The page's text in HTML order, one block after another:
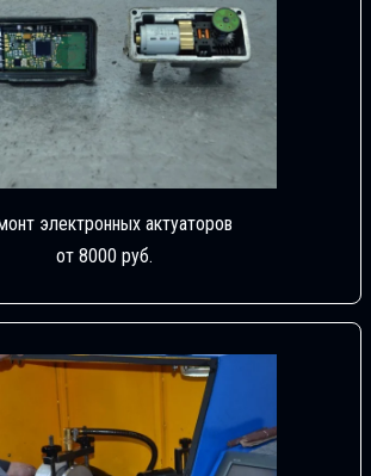
электронных актуаторов
от 8000 руб.